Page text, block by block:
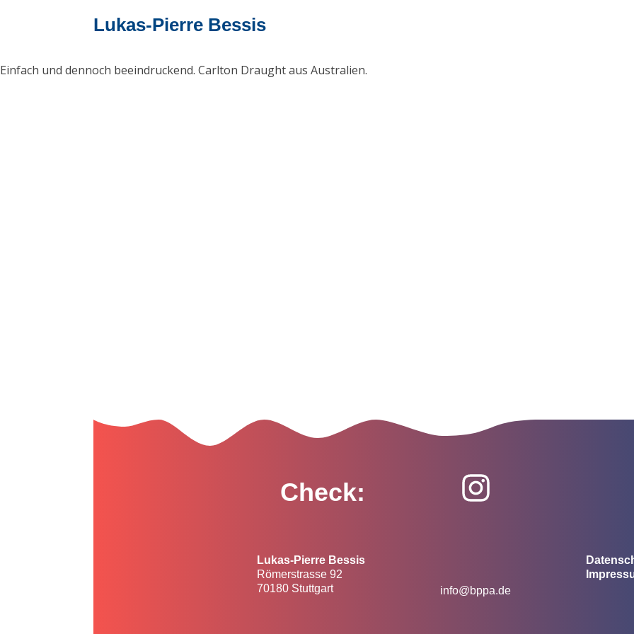
Lukas-Pierre Bessis
Einfach und dennoch beeindruckend. Carlton Draught aus Australien.
Check:
Lukas-Pierre Bessis
Römerstrasse 92
70180 Stuttgart
info@bppa.de